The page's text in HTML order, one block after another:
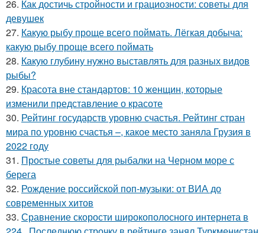
26. Как достичь стройности и грациозности: советы для
девушек
27. Какую рыбу проще всего поймать. Лёгкая добыча:
какую рыбу проще всего поймать
28. Какую глубину нужно выставлять для разных видов
рыбы?
29. Красота вне стандартов: 10 женщин, которые
изменили представление о красоте
30. Рейтинг государств уровню счастья. Рейтинг стран
мира по уровню счастья –, какое место заняла Грузия в
2022 году
31. Простые советы для рыбалки на Черном море с
берега
32. Рождение российской поп-музыки: от ВИА до
современных хитов
33. Сравнение скорости широкополосного интернета в